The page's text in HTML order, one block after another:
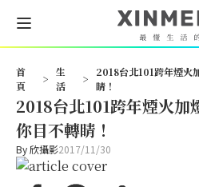
首
頁
>
生
活
>
2018台北101跨年煙火
睛！
2018台北101跨年煙火加
你目不轉睛！
By欣攝影2017/11/30